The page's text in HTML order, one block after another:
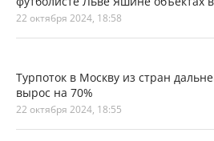
22 октября 2024, 18:58
Турпоток в Москву из стран
вырос на 70%
22 октября 2024, 18:55